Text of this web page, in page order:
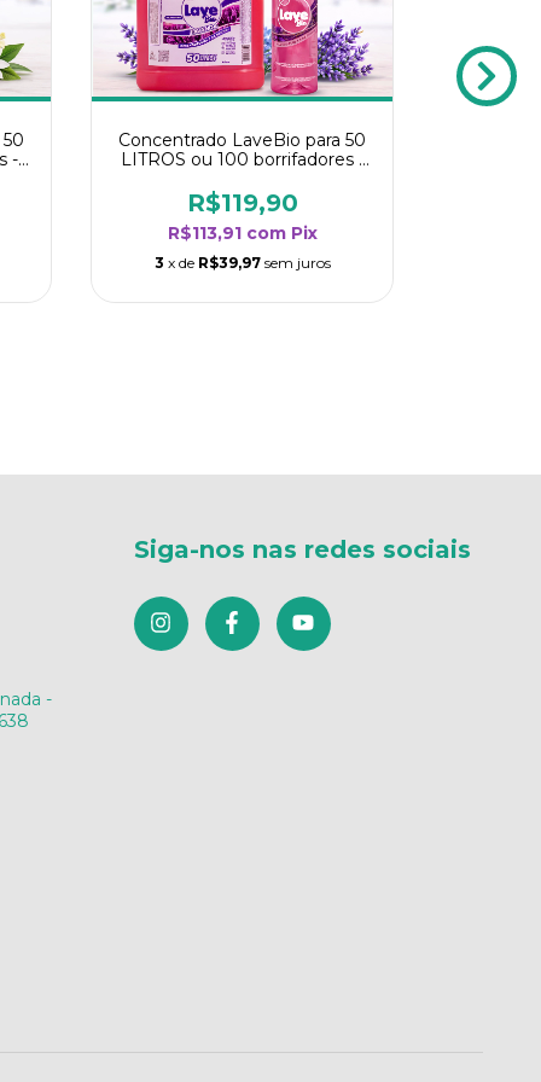
-
Concentrado LaveBio para 50
LITROS ou 100 borrifadores -
- Lavanda
R$119,90
R$113,91 com Pix
3 x de R$39,97 sem juros
-
Siga-nos nas redes sociais